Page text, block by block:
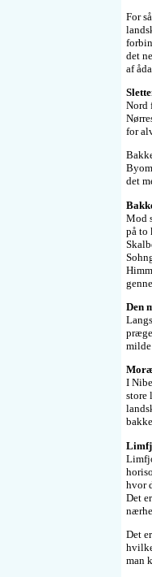
For
det
af
Nord
for
det
Mod
på to
Den
milde
I
store
hvor
Det
Det
man